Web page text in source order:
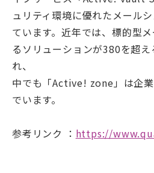
ュリティ環境に優れたメール
ています。近年では、標的型
るソリューションが380を超
れ、
中でも「Active! zone」は企
でいます。
参考リンク ： https://